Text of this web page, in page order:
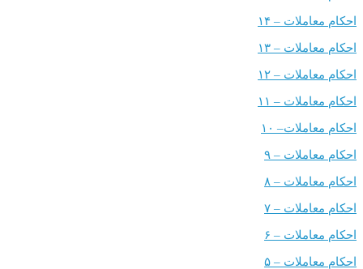
– ۱۴
– ۱۳
– ۱۲
– ۱۱
– ۱۰
– ۹
– ۸
– ۷
– ۶
– ۵